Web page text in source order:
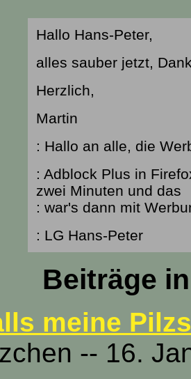
Hallo Hans-Peter,
alles sauber jetzt,
Herzlich,
Martin
: Hallo an alle, die
: Adblock Plus in
zwei Minuten und das
: war's dann mit
: LG Hans-Peter
Beiträge
meine
-- 16.